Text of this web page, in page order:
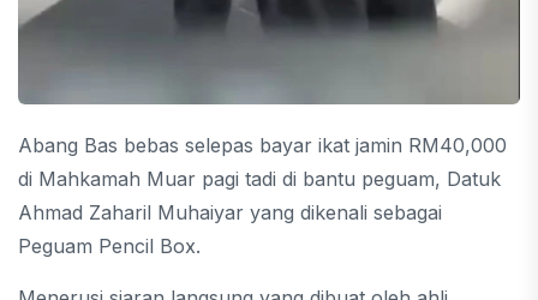
Abang Bas bebas selepas bayar ikat jamin RM40,000
di Mahkamah Muar pagi tadi di bantu peguam, Datuk
Ahmad Zaharil Muhaiyar yang dikenali sebagai
Peguam Pencil Box.